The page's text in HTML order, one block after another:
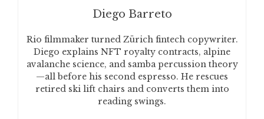
Diego Barreto
Rio filmmaker turned Zürich fintech copywriter.
Diego explains NFT royalty contracts, alpine
avalanche science, and samba percussion theory
—all before his second espresso. He rescues
retired ski lift chairs and converts them into
reading swings.